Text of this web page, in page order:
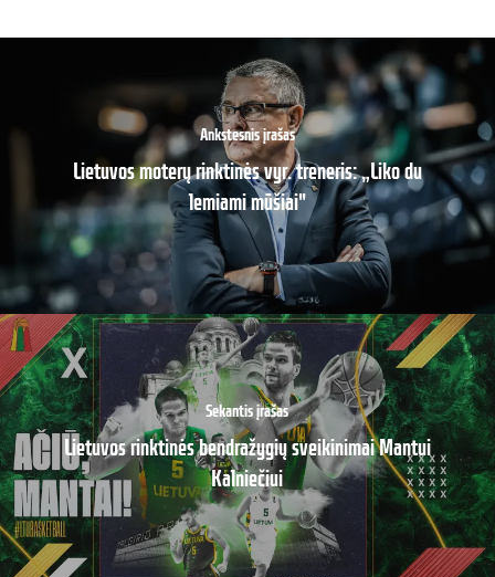
Ankstesnis įrašas
Lietuvos moterų rinktinės vyr. treneris: „Liko du
lemiami mūšiai"
Sekantis įrašas
Lietuvos rinktinės bendražygių sveikinimai Mantui
Kalniečiui